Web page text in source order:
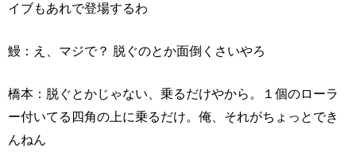
イブもあれで登場するわ
鰻：え、マジで？ 脱ぐのとか面倒くさいやろ
橋本：脱ぐとかじゃない、乗るだけやから。１個のローラ
ー付いてる四角の上に乗るだけ。俺、それがちょっとでき
んねん